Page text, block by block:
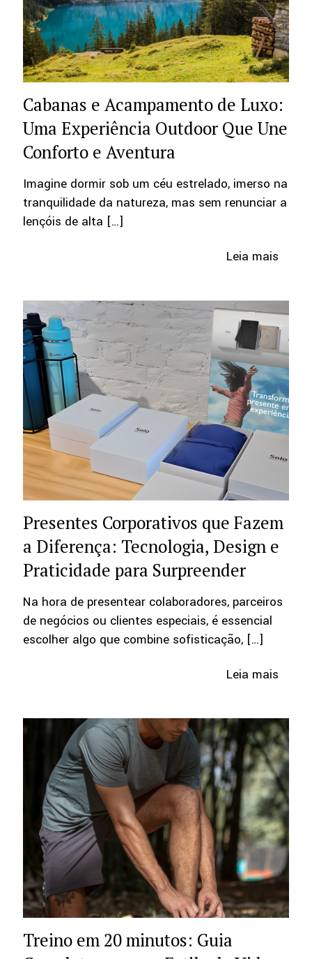
Cabanas e Acampamento de Luxo:
Uma Experiência Outdoor Que Une
Conforto e Aventura
Imagine dormir sob um céu estrelado, imerso na
tranquilidade da natureza, mas sem renunciar a
lençóis de alta […]
Leia mais
Presentes Corporativos que Fazem
a Diferença: Tecnologia, Design e
Praticidade para Surpreender
Na hora de presentear colaboradores, parceiros
de negócios ou clientes especiais, é essencial
escolher algo que combine sofisticação, […]
Leia mais
Treino em 20 minutos: Guia